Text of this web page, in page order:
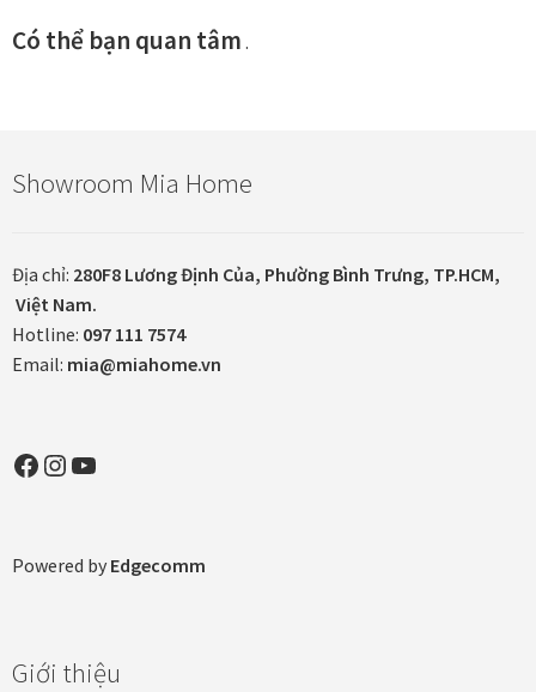
Xưởng in tranh
Xưởng tranh Mia Home
Có thể bạn quan tâm .
Showroom Mia Home
Địa chỉ: 280F8 Lương Định Của, Phường Bình Trưng, TP.HCM,
Việt Nam.
Hotline: 097 111 7574
Email: mia@miahome.vn
Facebook
Instagram
YouTube
Powered by Edgecomm
Giới thiệu